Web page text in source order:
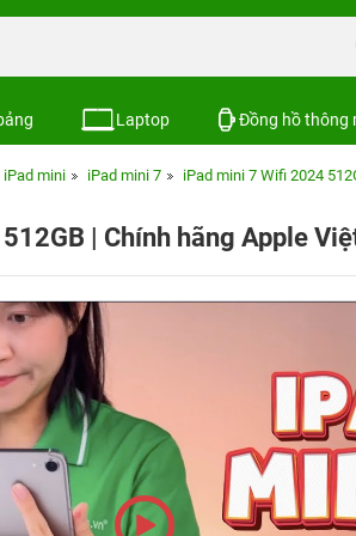
Laptop Đồng hồ thông
iPad mini iPad mini 7 iPad mini 7 Wifi 2024
| Chính hãng Apple